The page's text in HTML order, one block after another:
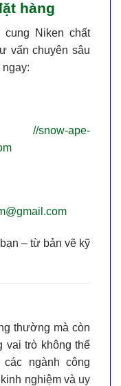
hàng
cung Niken chất
vấn chuyên sâu
//snow-ape-
– từ bản vẽ kỹ
thường mà còn
vai trò không thể
ngành công
nghiệm và uy